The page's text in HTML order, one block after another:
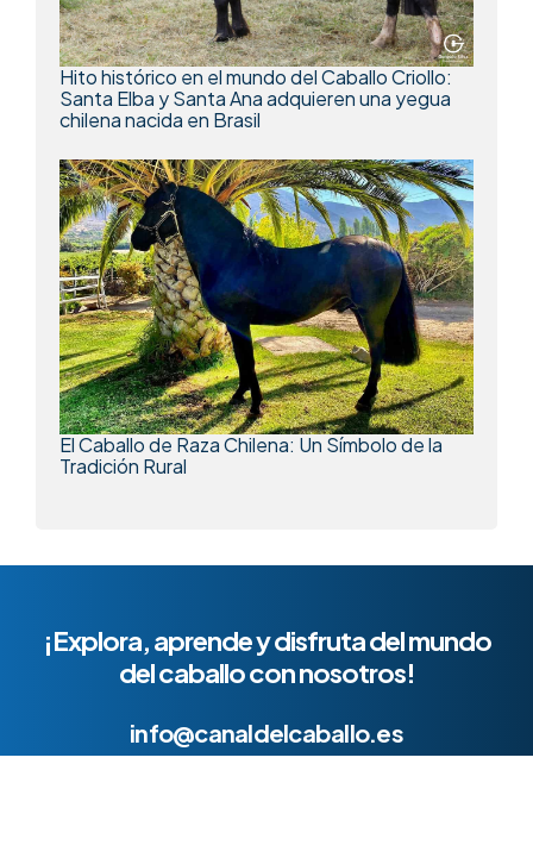
Hito histórico en el mundo del Caballo Criollo:
Santa Elba y Santa Ana adquieren una yegua
chilena nacida en Brasil
El Caballo de Raza Chilena: Un Símbolo de la
Tradición Rural
¡Explora, aprende y disfruta del mundo
del caballo con nosotros!
info@canaldelcaballo.es